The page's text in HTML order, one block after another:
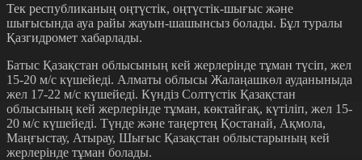
Тек республиканың оңтүстік, оңтүстік-шығыс және
шығысында ауа райы жауын-шашынсыз болады. Бұл туралы
Қазгидромет хабарлады.
Батыс Қазақстан облысының кей жерлерінде тұман түсіп, жел
15-20 м/с күшейеді. Алматы облысы Жалаңашкөл ауданыныда
жел 17-22 м/с күшейеді. Күндіз Солтүстік Қазақстан
облысының кей жерлерінде тұман, көктайғақ, күтіліп, жел 15-
20 м/с күшейеді. Түнде және таңертең Қостанай, Ақмола,
Маңғыстау, Атырау, Шығыс Қазақстан облыстарының кей
жерлерінде тұман болады.